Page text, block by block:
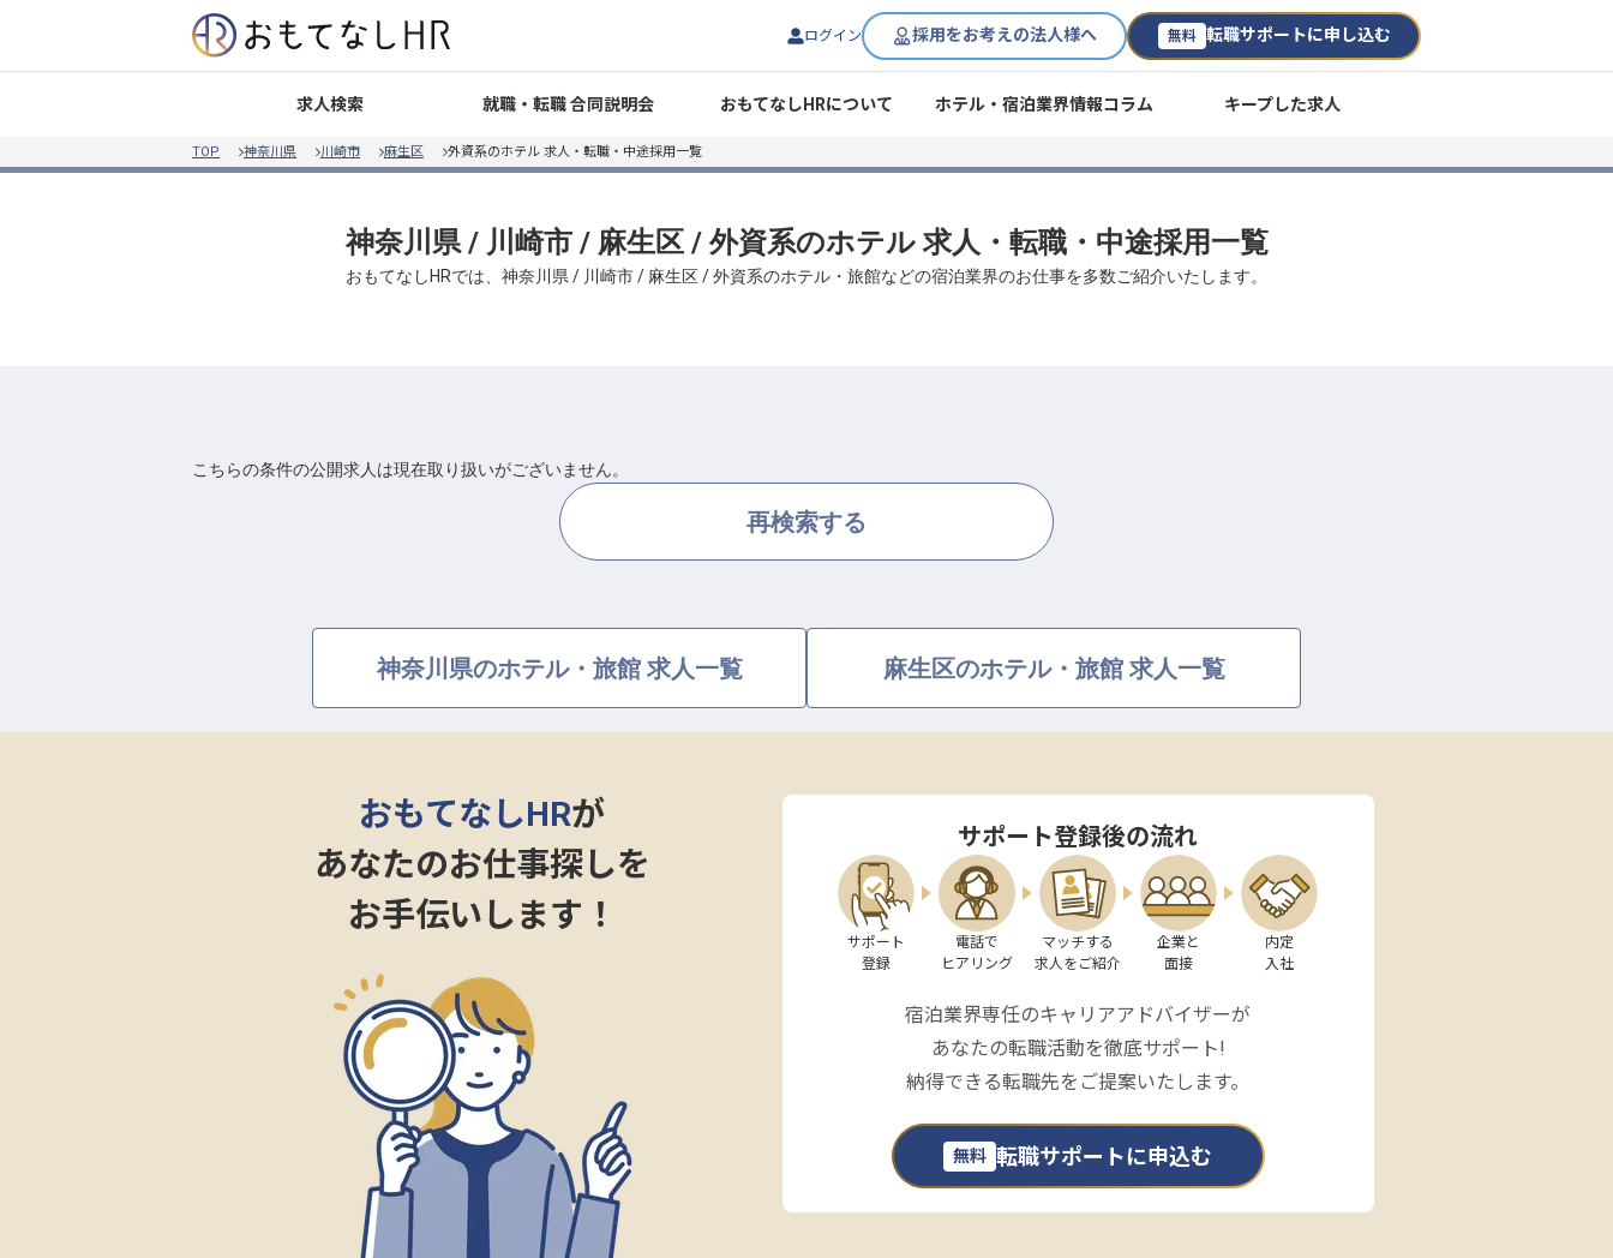
ログイン 採用をお考えの法人様へ 無料 転職サポートに申し込む
求人検索 就職・転職 合同説明会 おもてなしHRについて ホテル・宿泊業界情報コラム キープした求人
TOP 神奈川県 川崎市 麻生区 外資系のホテル 求人・転職・中途採用一覧
神奈川県 / 川崎市 / 麻生区 / 外資系のホテル 求人・転職・中途採用一覧
おもてなしHRでは、神奈川県 / 川崎市 / 麻生区 / 外資系のホテル・旅館などの宿泊業界のお仕事を多数ご紹介いたします。
こちらの条件の公開求人は現在取り扱いがございません。
再検索する
神奈川県のホテル・旅館 求人一覧 麻生区のホテル・旅館 求人一覧
おもてなしHRが
あなたのお仕事探しを
お手伝いします！
サポート登録後の流れ
サポート
登録
電話で
ヒアリング
マッチする
求人をご紹介
企業と
面接
内定
入社
宿泊業界専任のキャリアアドバイザーが
あなたの転職活動を徹底サポート!
納得できる転職先をご提案いたします。
無料 転職サポートに申込む